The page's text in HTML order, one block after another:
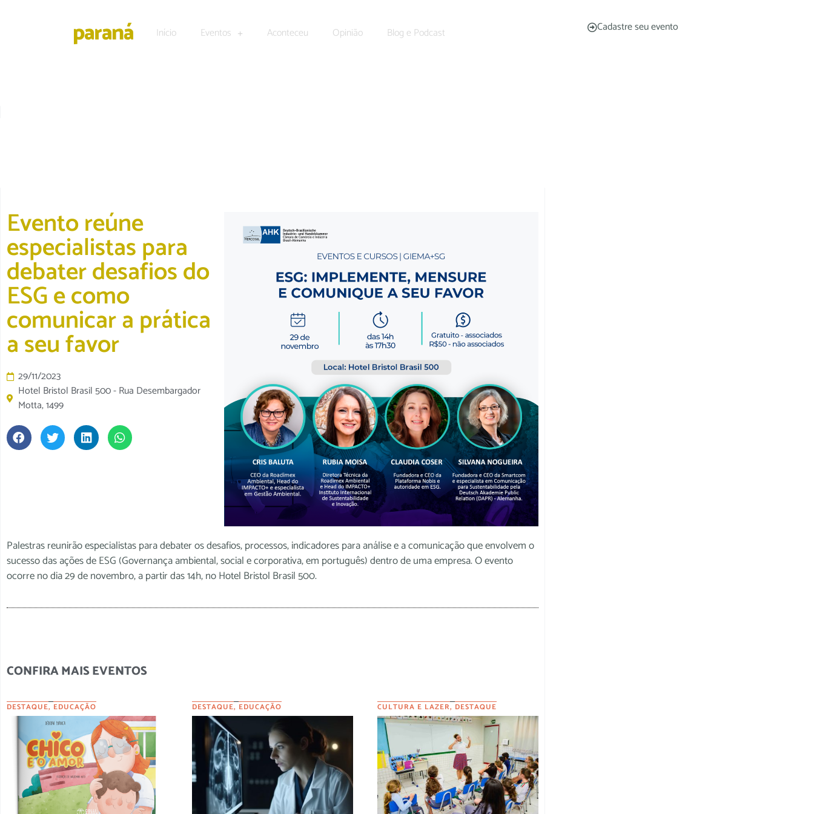
Início Eventos Aconteceu Opinião Blog e Podcast Cadastre seu evento
Evento reúne
especialistas para
debater desafios do
ESG e como
comunicar a prática
a seu favor
29/11/2023
Hotel Bristol Brasil 500 - Rua Desembargador
Motta, 1499
Palestras reunirão especialistas para debater os desafios, processos, indicadores para análise e a comunicação que envolvem o
sucesso das ações de ESG (Governança ambiental, social e corporativa, em português) dentro de uma empresa. O evento
ocorre no dia 29 de novembro, a partir das 14h, no Hotel Bristol Brasil 500.
CONFIRA MAIS EVENTOS
DESTAQUE, EDUCAÇÃO DESTAQUE, EDUCAÇÃO CULTURA E LAZER, DESTAQUE